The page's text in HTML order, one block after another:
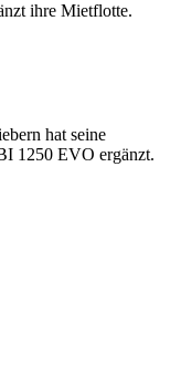
ihre Mietflotte.
hat seine
1250 EVO ergänzt.